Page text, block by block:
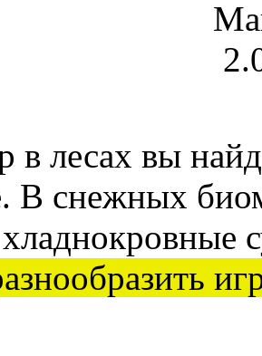
в лесах вы
В снежных